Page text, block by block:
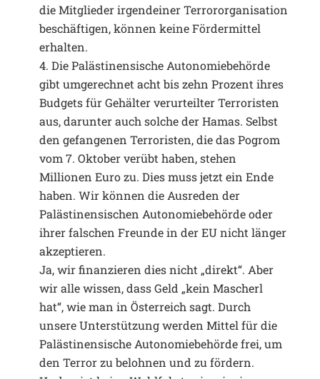
die Mitglieder irgendeiner Terrororganisation
beschäftigen, können keine Fördermittel
erhalten.
4. Die Palästinensische Autonomiebehörde
gibt umgerechnet acht bis zehn Prozent ihres
Budgets für Gehälter verurteilter Terroristen
aus, darunter auch solche der Hamas. Selbst
den gefangenen Terroristen, die das Pogrom
vom 7. Oktober verübt haben, stehen
Millionen Euro zu. Dies muss jetzt ein Ende
haben. Wir können die Ausreden der
Palästinensischen Autonomiebehörde oder
ihrer falschen Freunde in der EU nicht länger
akzeptieren.
Ja, wir finanzieren dies nicht „direkt“. Aber
wir alle wissen, dass Geld „kein Mascherl
hat“, wie man in Österreich sagt. Durch
unsere Unterstützung werden Mittel für die
Palästinensische Autonomiebehörde frei, um
den Terror zu belohnen und zu fördern.